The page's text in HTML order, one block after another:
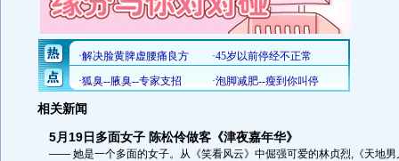
相关新闻
5月19日多面女子 陈松伶做客《津夜嘉年华》
—— 她是一个多面的女子。从《笑看风云》中倔强可爱的林贞烈,《天地男